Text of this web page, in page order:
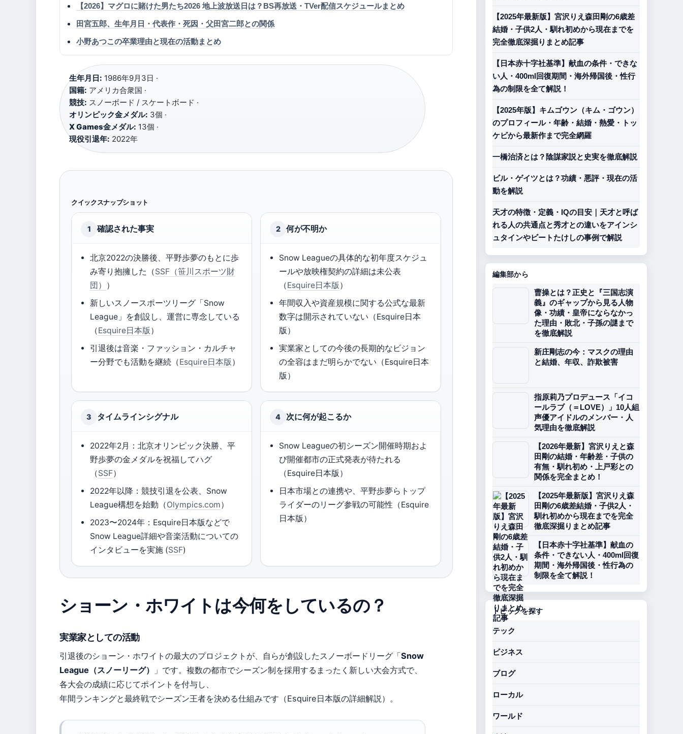
【2026】マグロに賭けた男たち2026 地上波放送日は？BS再放送・TVer配信スケジュールまとめ
田宮五郎、生年月日・代表作・死因・父田宮二郎との関係
小野あつこの卒業理由と現在の活動まとめ
生年月日: 1986年9月3日 ·
国籍: アメリカ合衆国 ·
競技: スノーボード / スケートボード ·
オリンピック金メダル: 3個 ·
X Games金メダル: 13個 ·
現役引退年: 2022年
クイックスナップショット
1 確認された事実
北京2022の決勝後、平野歩夢のもとに歩
み寄り抱擁した（SSF（笹川スポーツ財
団） ）
新しいスノースポーツリーグ「Snow
League」を創設し、運営に専念している
（Esquire日本版 ）
引退後は音楽・ファッション・カルチャ
ー分野でも活動を継続（Esquire日本版 ）
2 何が不明か
Snow Leagueの具体的な初年度スケジュ
ールや放映権契約の詳細は未公表
（Esquire日本版 ）
年間収入や資産規模に関する公式な最新
数字は開示されていない（Esquire日本
版）
実業家としての今後の長期的なビジョン
の全容はまだ明らかでない（Esquire日本
版）
3 タイムラインシグナル
2022年2月：北京オリンピック決勝、平
野歩夢の金メダルを祝福してハグ
（SSF）
2022年以降：競技引退を公表、Snow
League構想を始動（Olympics.com）
2023〜2024年：Esquire日本版などで
Snow League詳細や音楽活動についての
インタビューを実施 (SSF)
4 次に何が起こるか
Snow Leagueの初シーズン開催時期およ
び開催都市の正式発表が待たれる
（Esquire日本版）
日本市場との連携や、平野歩夢らトップ
ライダーのリーグ参戦の可能性（Esquire
日本版）
ショーン・ホワイトは今何をしているの？
実業家としての活動
引退後のショーン・ホワイトの最大のプロジェクトが、自らが創設したスノーボードリーグ「Snow
League（スノーリーグ）
」です。複数の都市でシーズン制を採用するまったく新しい大会方式で、
各大会の成績に応じてポイントを付与し、
年間ランキングと最終戦でシーズン王者を決める仕組みです（Esquire日本版の詳細解説）。
【2025年最新版】宮沢りえ森田剛の6歳差
結婚・子供2人・馴れ初めから現在までを
完全徹底深掘りまとめ記事
【日本赤十字社基準】献血の条件・できな
い人・400ml回復期間・海外帰国後・性行
為の制限を全て解説！
【2025年版】キムゴウン（キム・ゴウン）
のプロフィール・年齢・結婚・熱愛・トッ
ケビから最新作まで完全網羅
一橋治済とは？陰謀家説と史実を徹底解説
ビル・ゲイツとは？功績・悪評・現在の活
動を解説
天才の特徴・定義・IQの目安｜天才と呼ば
れる人の共通点と秀才との違いをアインシ
ュタインやビートたけしの事例で解説
編集部から
曹操とは？正史と『三国志演
義』のギャップから見る人物
像・功績・皇帝にならなかっ
た理由・敗北・子孫の謎まで
を徹底解説
新庄剛志の今：マスクの理由
と結婚、年収、詐欺被害
指原莉乃プロデュース「イコ
ールラブ（＝LOVE）」10人組
声優アイドルのメンバー・人
気理由を徹底解説
【2026年最新】宮沢りえと森
田剛の結婚・年齢差・子供の
有無・馴れ初め・上戸彩との
関係を完全まとめ！
【2025年最新版】宮沢りえ森
田剛の6歳差結婚・子供2人・
馴れ初めから現在までを完全
徹底深掘りまとめ記事
【日本赤十字社基準】献血の
条件・できない人・400ml回復
期間・海外帰国後・性行為の
制限を全て解説！
トピックを探す
テック
ビジネス
ブログ
ローカル
ワールド